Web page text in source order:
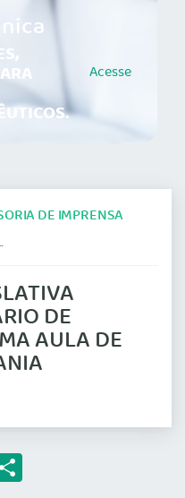
Acesse
DE IMPRENSA
DE
AULA DE